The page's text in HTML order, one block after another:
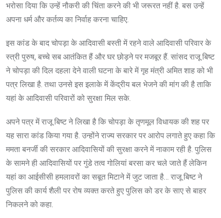
भरोसा दिया कि उन्हें नौकरी की चिंता करने की भी जरूरत नहीं है. बस उन्हें
अपना धर्म और कर्तव्य का निर्वाह करना चाहिए.
इस कांड के बाद चोपड़ा के आदिवासी बस्ती में रहने वाले आदिवासी परिवार के
स्त्री पुरुष, बच्चे सब आतंकित हैं और घर छोड़ने पर मजबूर हैं. सांसद राजू बिष्ट
ने चोपड़ा की दिल दहला देने वाली घटना के बारे में गृह मंत्री अमित शाह को भी
पत्र लिखा है. तथा उनसे इस इलाके में केंद्रीय बल भेजने की मांग की है ताकि
यहां के आदिवासी परिवारों को सुरक्षा मिल सके.
अपने पत्र में राजू बिष्ट ने लिखा है कि चोपड़ा के तृणमूल विधायक की शह पर
यह सारा कांड किया गया है. उन्होंने राज्य सरकार पर आरोप लगाते हुए कहा कि
ममता बनर्जी की सरकार आदिवासियों की सुरक्षा करने में नाकाम रही है. पुलिस
के सामने ही आदिवासियों पर गुंडे तत्व गोलियां बरसा कर चले जाते हैं लेकिन
यहां का आईसीसी हमलावरों का सबूत मिटाने में जुट जाता है… राजू बिष्ट ने
पुलिस की कार्य शैली पर रोष व्यक्त करते हुए पुलिस को डर के साए से बाहर
निकलने को कहा.